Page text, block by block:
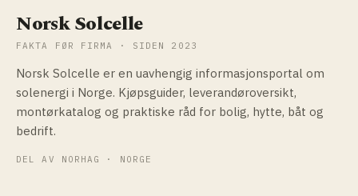
Norsk Solcelle
FAKTA FØR FIRMA · SIDEN 2023
Norsk Solcelle er en uavhengig informasjonsportal om
solenergi i Norge. Kjøpsguider, leverandøroversikt,
montørkatalog og praktiske råd for bolig, hytte, båt og
bedrift.
DEL AV NORHAG · NORGE